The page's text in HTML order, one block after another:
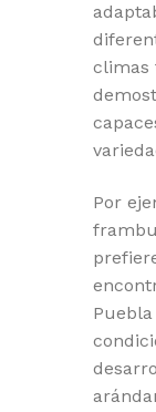
climas
Por